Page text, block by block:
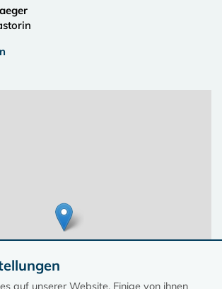
auf unserer Website. Einige von ihnen